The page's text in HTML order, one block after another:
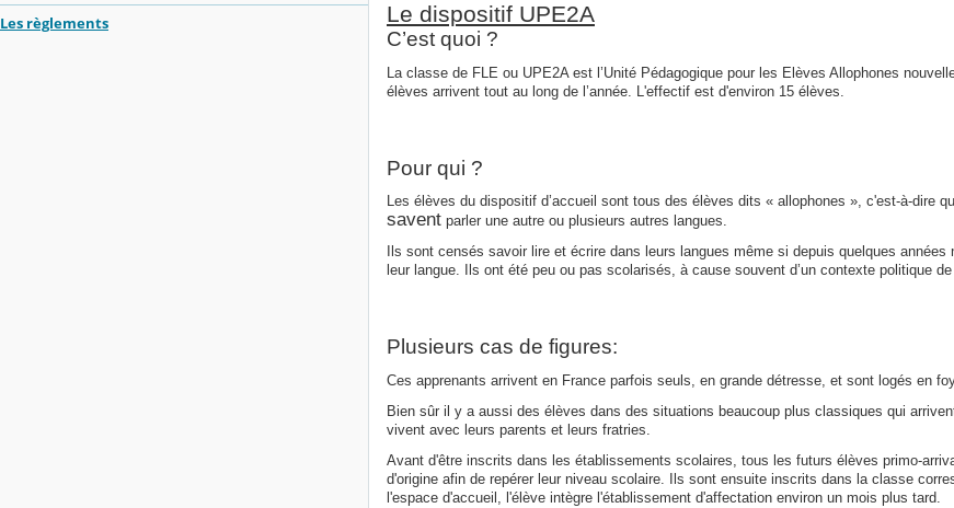
Les règlements Le dispositif UPE2A
C’est quoi ?
La classe de FLE ou UPE2A est l’Unité Pédagogique pour les Elèves Allophones
élèves arrivent tout au long de l’année. L'effectif est d'environ 15 élèves.
Pour qui ?
Les élèves du dispositif d’accueil sont tous des élèves dits « allophones », c'est-à-dire
savent parler une autre ou plusieurs autres langues.
Ils sont censés savoir lire et écrire dans leurs langues même si depuis quelques
leur langue. Ils ont été peu ou pas scolarisés, à cause souvent d’un contexte politique
Plusieurs cas de figures:
Ces apprenants arrivent en France parfois seuls, en grande détresse, et sont logés en
Bien sûr il y a aussi des élèves dans des situations beaucoup plus classiques qui
vivent avec leurs parents et leurs fratries.
Avant d'être inscrits dans les établissements scolaires, tous les futurs élèves primo-
d'origine afin de repérer leur niveau scolaire. Ils sont ensuite inscrits dans la classe
l'espace d'accueil, l'élève intègre l'établissement d'affectation environ un mois plus tard.